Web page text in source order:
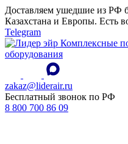
Доставляем ушедшие из РФ
Казахстана и Европы. Есть
Telegram
Комплексные
оборудования
zakaz@liderair.ru
Бесплатный звонок по РФ
8 800 700 86 09